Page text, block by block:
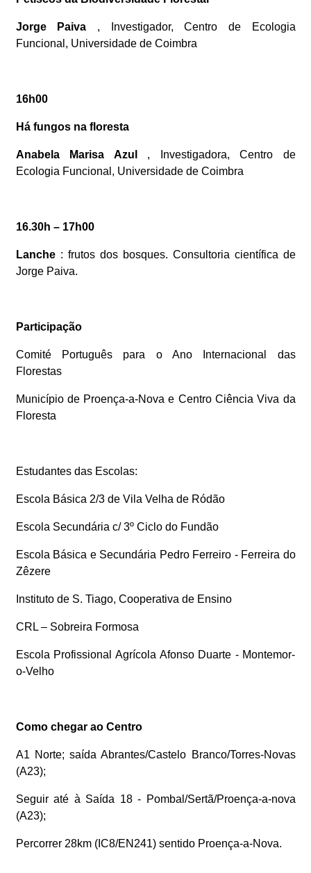
Jorge Paiva , Investigador, Centro de Ecologia
Funcional, Universidade de Coimbra
16h00
Há fungos na floresta
Anabela Marisa Azul , Investigadora, Centro de
Ecologia Funcional, Universidade de Coimbra
16.30h – 17h00
Lanche : frutos dos bosques. Consultoria científica de
Jorge Paiva.
Participação
Comité Português para o Ano Internacional das
Florestas
Município de Proença-a-Nova e Centro Ciência Viva da
Floresta
Estudantes das Escolas:
Escola Básica 2/3 de Vila Velha de Ródão
Escola Secundária c/ 3º Ciclo do Fundão
Escola Básica e Secundária Pedro Ferreiro - Ferreira do
Zêzere
Instituto de S. Tiago, Cooperativa de Ensino
CRL – Sobreira Formosa
Escola Profissional Agrícola Afonso Duarte - Montemor-
o-Velho
Como chegar ao Centro
A1 Norte; saída Abrantes/Castelo Branco/Torres-Novas
(A23);
Seguir até à Saída 18 - Pombal/Sertã/Proença-a-nova
(A23);
Percorrer 28km (IC8/EN241) sentido Proença-a-Nova.